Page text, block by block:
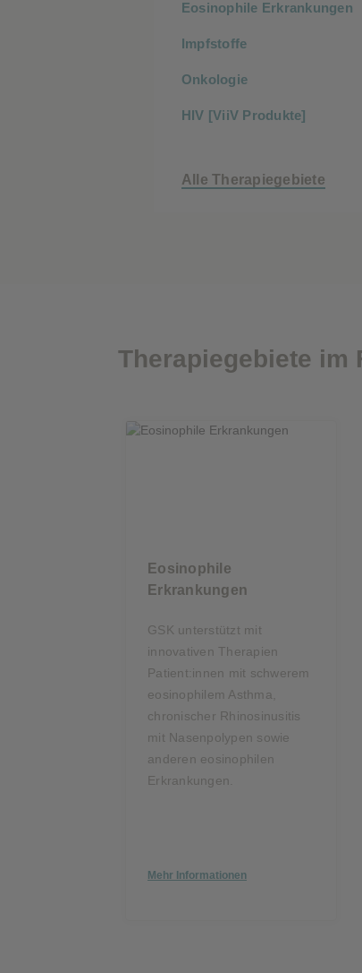
Eosinophile Erkrankungen
Impfstoffe
Onkologie
HIV [ViiV Produkte]
Alle Therapiegebiete
Therapiegebiete im
Eosinophile
Erkrankungen
GSK unterstützt mit
innovativen Therapien
Patient:innen mit schwerem
eosinophilem Asthma,
chronischer Rhinosinusitis
mit Nasenpolypen sowie
anderen eosinophilen
Erkrankungen.
Mehr Informationen